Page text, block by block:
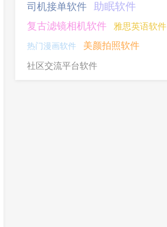
司机接单软件 助眠软件
复古滤镜相机软件 雅思英语软件
热门漫画软件
美颜拍照软件
社区交流平台软件